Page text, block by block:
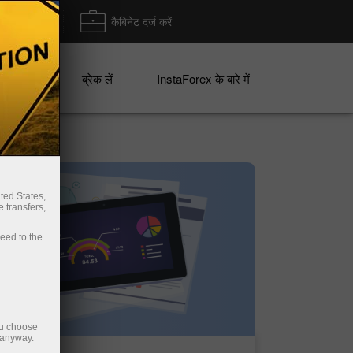
कैबिनेट दर्ज करें
ब्रेक लें InstaForex के बारे में
States,
transfers,
to the
choose